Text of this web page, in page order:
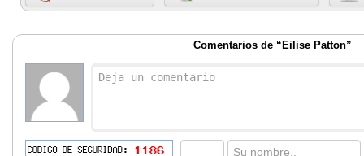
Comentarios de “Eilise Patton”